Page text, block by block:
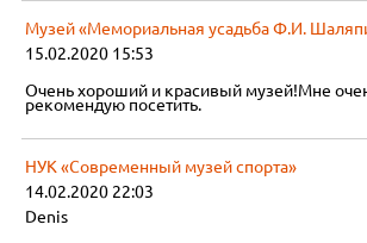
Музей «Мемориальная усадьба Ф.И.
15.02.2020 15:53
Очень хороший и красивый музей!Мне
рекомендую посетить.
НУК «Современный музей спорта»
14.02.2020 22:03
Denis